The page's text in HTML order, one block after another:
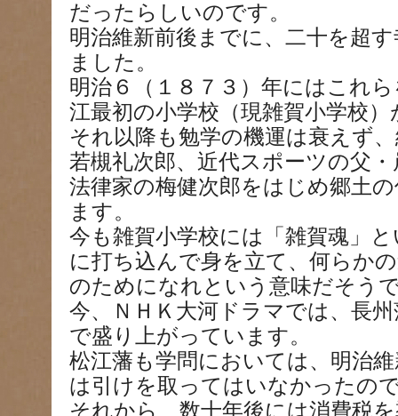
だったらしいのです。
明治維新前後までに、二十を超
ました。
明治６（１８７３）年にはこれ
江最初の小学校（現雑賀小学校
それ以降も勉学の機運は衰えず
若槻礼次郎、近代スポーツの父
法律家の梅健次郎をはじめ郷土
ます。
今も雑賀小学校には「雑賀魂」
に打ち込んで身を立て、何らか
のためになれという意味だそう
今、ＮＨＫ大河ドラマでは、長
で盛り上がっています。
松江藩も学問においては、明治
は引けを取ってはいなかったの
それから、数十年後には消費税